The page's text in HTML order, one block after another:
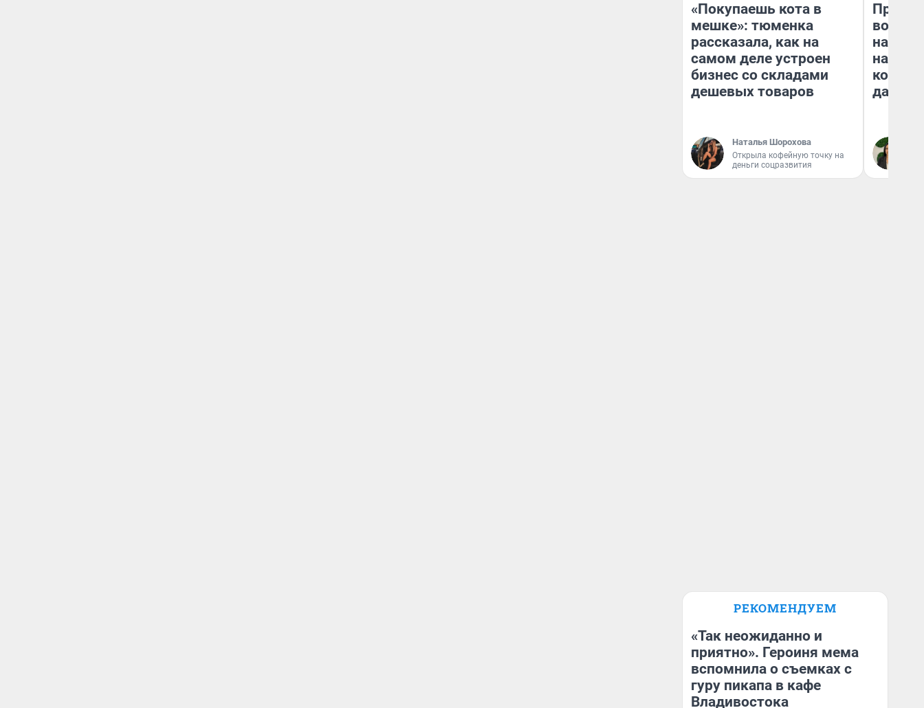
«Покупаешь кота в
мешке»: тюменка
рассказала, как на
самом деле устроен
бизнес со складами
дешевых товаров
Наталья Шорохова
Открыла кофейную точку на
деньги соцразвития
нам
даже
РЕКОМЕНДУЕМ
«Так неожиданно и
приятно». Героиня мема
вспомнила о съемках с
гуру пикапа в кафе
Владивостока